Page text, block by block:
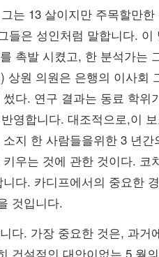
는 13 살이지만 주목할만
들은 성인처럼 말합니다.
촉발 시켰고, 한 분석가는
원 의원은 은행의 이사회
다. 연구 결과는 동료 학위
영합니다. 대조적으로,이
지 한 사람들을위한 3 년
우는 것에 관한 것이다. 코
다. 카디프에서의 중요한
것입니다.
다. 가장 중요한 것은, 과거
건설적인 대안이없는 5 월